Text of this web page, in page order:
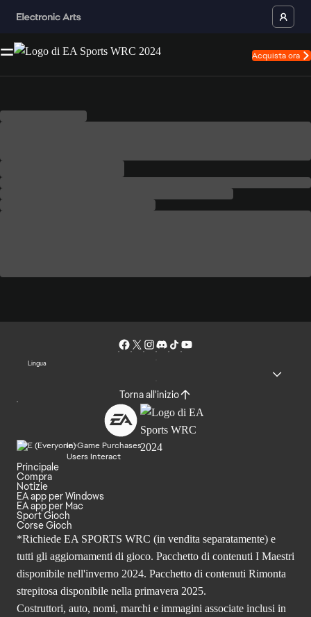
Acquista ora
Lingua
Torna all'inizio
In-Game Purchases
Users Interact
Principale
Compra
Notizie
EA app per Windows
EA app per Mac
Sport Gioch
Corse Gioch
*Richiede EA SPORTS WRC (in vendita separatamente) e
tutti gli aggiornamenti di gioco. Pacchetto di contenuti I Maestri
disponibile nell'inverno 2024. Pacchetto di contenuti Rimonta
strepitosa disponibile nella primavera 2025.
Costruttori, auto, nomi, marchi e immagini associate inclusi in